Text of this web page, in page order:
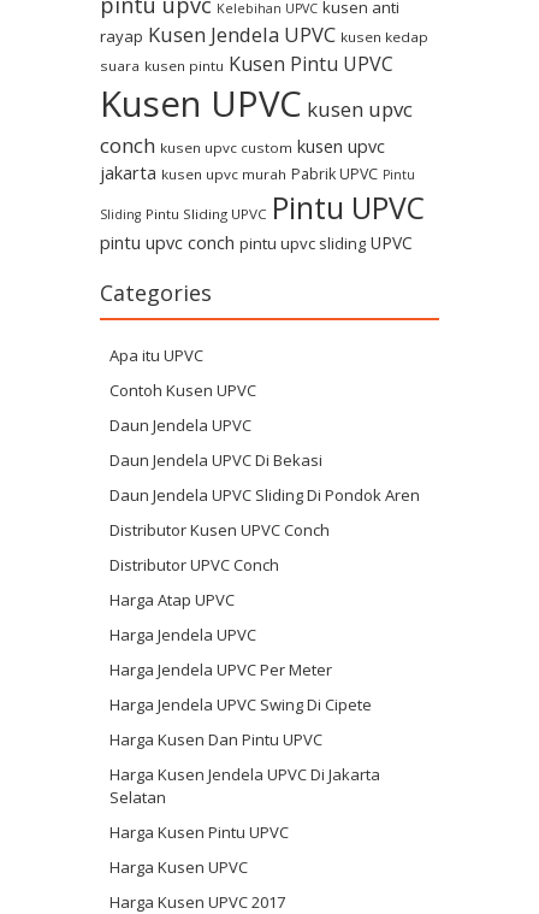
Kelebihan UPVC kusen anti
rayap Kusen Jendela UPVC kusen kedap
suara kusen pintu Kusen Pintu UPVC
Kusen UPVC kusen upvc
conch kusen upvc custom kusen upvc
jakarta kusen upvc murah Pabrik UPVC Pintu
Sliding Pintu Sliding UPVC Pintu UPVC
pintu upvc conch pintu upvc sliding UPVC
Categories
Apa itu UPVC
Contoh Kusen UPVC
Daun Jendela UPVC
Daun Jendela UPVC Di Bekasi
Daun Jendela UPVC Sliding Di Pondok Aren
Distributor Kusen UPVC Conch
Distributor UPVC Conch
Harga Atap UPVC
Harga Jendela UPVC
Harga Jendela UPVC Per Meter
Harga Jendela UPVC Swing Di Cipete
Harga Kusen Dan Pintu UPVC
Harga Kusen Jendela UPVC Di Jakarta
Selatan
Harga Kusen Pintu UPVC
Harga Kusen UPVC
Harga Kusen UPVC 2017